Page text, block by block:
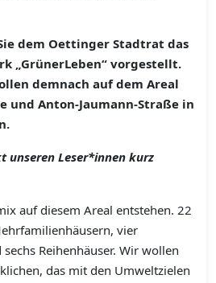
dem Oettinger Stadtrat das
„GrünerLeben“ vorgestellt.
demnach auf dem Areal
und Anton-Jaumann-Straße in
unseren Leser*innen kurz
auf diesem Areal entstehen. 22
vier
Reihenhäuser. Wir wollen
das mit den Umweltzielen